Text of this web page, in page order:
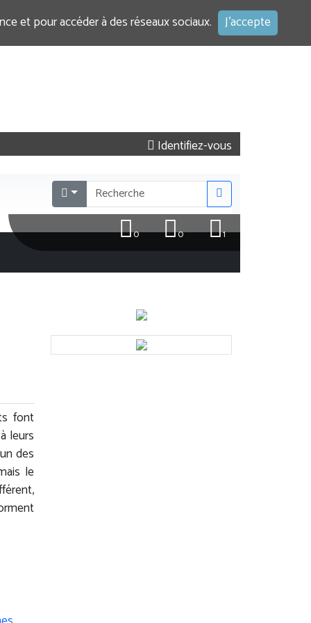
et pour accéder à des réseaux sociaux. J'accepte
Identifiez-vous
1
0
0
font
leurs
des
le